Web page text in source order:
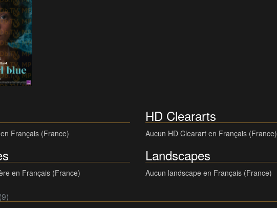
Français (France)
HD Cleararts
Aucun HD Clearart en Français (France)
en Français (France)
Landscapes
Aucun landscape en Français (France)
(9)